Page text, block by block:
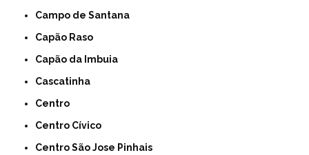
Campo de Santana
Capão Raso
Capão da Imbuia
Cascatinha
Centro
Centro Cívico
Centro São Jose Pinhais